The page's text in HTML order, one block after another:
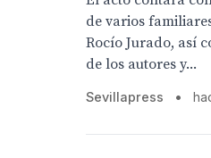
de varios
Rocío Jurado, así
de los autores y...
Sevillapress •